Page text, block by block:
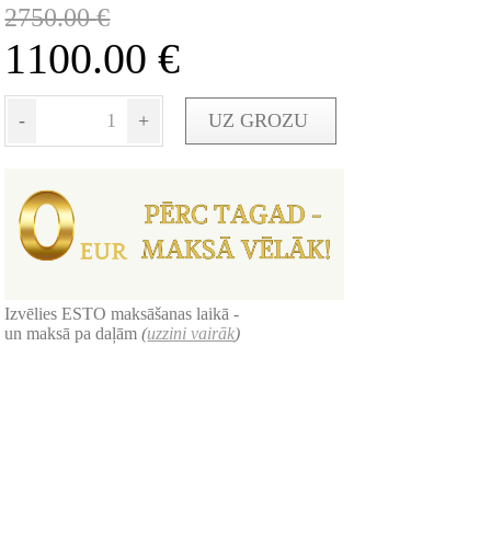
2750.00€
1100.00€
- + UZ GROZU
Izvēlies ESTO maksāšanas laikā -
un maksā pa daļām(uzzini vairāk)